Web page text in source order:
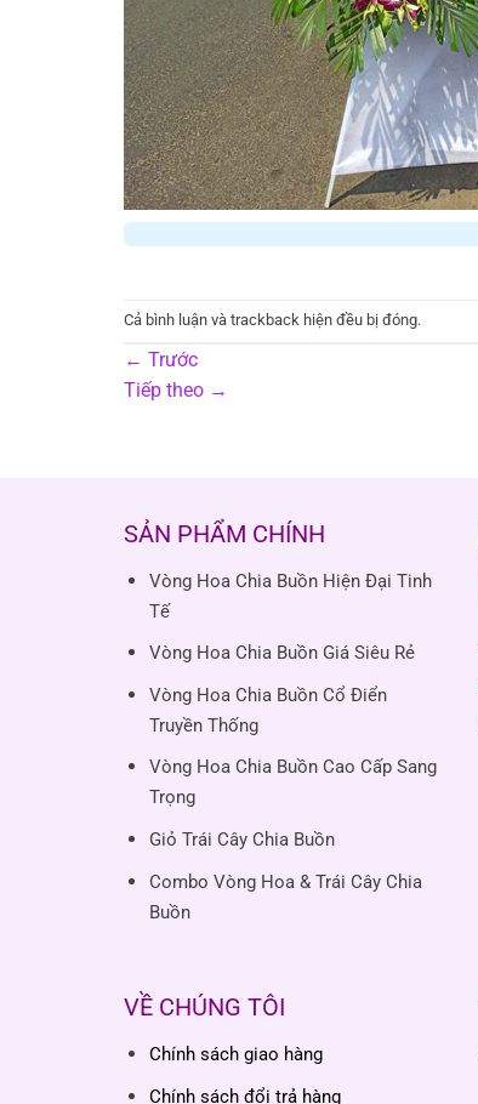
Cả bình luận và trackback hiện đều bị đóng.
← Trước
Tiếp theo →
SẢN PHẨM CHÍNH
Vòng Hoa Chia Buồn Hiện Đại Tinh
Tế
Vòng Hoa Chia Buồn Giá Siêu Rẻ
Vòng Hoa Chia Buồn Cổ Điển
Truyền Thống
Vòng Hoa Chia Buồn Cao Cấp Sang
Trọng
Giỏ Trái Cây Chia Buồn
Combo Vòng Hoa & Trái Cây Chia
Buồn
VỀ CHÚNG TÔI
Chính sách giao hàng
Chính sách đổi trả hàng